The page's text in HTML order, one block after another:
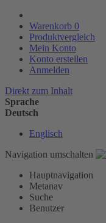
Warenkorb 0
Produktvergleich
Mein Konto
Konto erstellen
Anmelden
Direkt zum Inhalt
Sprache
Deutsch
Englisch
Navigation umschalten
Hauptnavigation
Metanav
Suche
Benutzer